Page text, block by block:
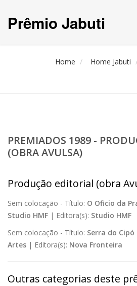
Prêmio Jabuti
Home Home Jabuti
PREMIADOS 1989 -
(OBRA AVULSA)
Produção editorial (obra
Sem colocação - Título: O Oficio da
Studio HMF | Editora(s): Studio HMF
Sem colocação - Título: Serra do Cipó
Artes | Editora(s): Nova Fronteira
Outras categorias deste